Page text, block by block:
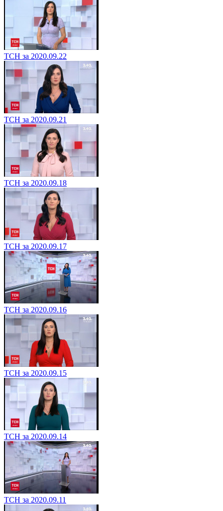
ТСН за 2020.09.22
ТСН за 2020.09.21
ТСН за 2020.09.18
ТСН за 2020.09.17
ТСН за 2020.09.16
ТСН за 2020.09.15
ТСН за 2020.09.14
ТСН за 2020.09.11